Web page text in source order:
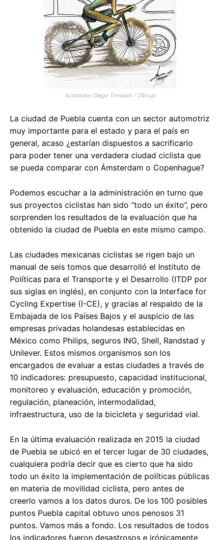
Ilustración: Diego Tomasini / Dibrujo
La ciudad de Puebla cuenta con un sector automotriz
muy importante para el estado y para el país en
general, acaso ¿estarían dispuestos a sacrificarlo
para poder tener una verdadera ciudad ciclista que
se pueda comparar con Ámsterdam o Copenhague?
Podemos escuchar a la administración en turno que
sus proyectos ciclistas han sido “todo un éxito”, pero
sorprenden los resultados de la evaluación que ha
obtenido la ciudad de Puebla en este mismo campo.
Las ciudades mexicanas ciclistas se rigen bajo un
manual de seis tomos que desarrolló el Instituto de
Políticas para el Transporte y el Desarrollo (ITDP por
sus siglas en inglés), en conjunto con la Interface for
Cycling Expertise (I-CE), y gracias al respaldo de la
Embajada de los Países Bajos y el auspicio de las
empresas privadas holandesas establecidas en
México como Philips, seguros ING, Shell, Randstad y
Unilever. Estos mismos organismos son los
encargados de evaluar a estas ciudades a través de
10 indicadores: presupuesto, capacidad institucional,
monitoreo y evaluación, educación y promoción,
regulación, planeación, intermodalidad,
infraestructura, uso de la bicicleta y seguridad vial.
En la última evaluación realizada en 2015 la ciudad
de Puebla se ubicó en el tercer lugar de 30 ciudades,
cualquiera podría decir que es cierto que ha sido
todo un éxito la implementación de políticas públicas
en materia de movilidad ciclista, pero antes de
creerlo vamos a los datos duros. De los 100 posibles
puntos Puebla capital obtuvo unos penosos 31
puntos. Vamos más a fondo. Los resultados de todos
los indicadores fueron desastrosos e irónicamente